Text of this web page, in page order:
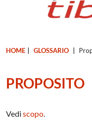
HOME GLOSSARIO
PROPOSITO
Vediscopo.